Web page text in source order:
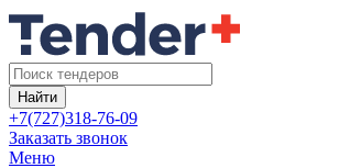
Найти
+7(727)318-76-09
Заказать звонок
Меню